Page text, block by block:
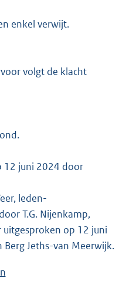
enkel verwijt.
volgt de klacht
12 juni 2024 door
leden-
T.G. Nijenkamp,
uitgesproken op 12 juni
Berg Jeths-van Meerwijk.